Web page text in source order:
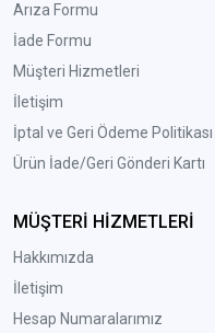
Arıza Formu
İade Formu
Müşteri Hizmetleri
İletişim
İptal ve Geri Ödeme Politikası
Ürün İade/Geri Gönderi Kartı
MÜŞTERİ HİZMETLERİ
Hakkımızda
İletişim
Hesap Numaralarımız